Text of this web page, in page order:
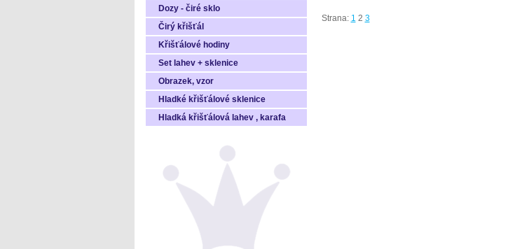
Dozy - čiré sklo
Čirý křišťál
Křišťálové hodiny
Set lahev + sklenice
Obrazek, vzor
Hladké křišťálové sklenice
Hladká křišťálová lahev , karafa
Strana: 1 2 3